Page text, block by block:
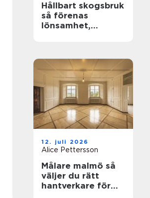
Hållbart skogsbruk
så förenas
lönsamhet,
12. juli 2026
Alice Pettersson
Målare malmö så
väljer du rätt
hantverkare för